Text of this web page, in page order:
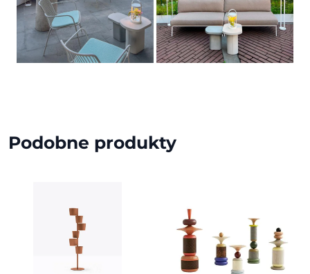
Podobne produkty